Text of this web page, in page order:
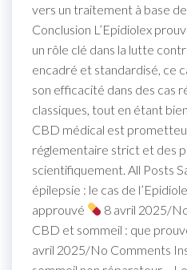
vers un traitement à base
Conclusion L’Epidiolex
un rôle clé dans la lutte
encadré et standardisé, ce
son efficacité dans des cas
classiques, tout en étant
CBD médical est
réglementaire strict et des
scientifiquement. All Posts
épilepsie : le cas de
approuvé
8 avril 2025/
CBD et sommeil : que
avril 2025/No Comments